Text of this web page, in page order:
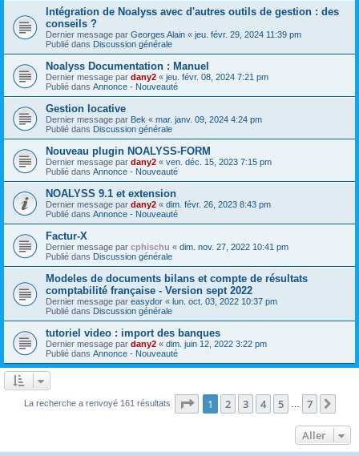
Intégration de Noalyss avec d'autres outils de gestion : des
conseils ?
Dernier message par Georges Alain « jeu. févr. 29, 2024 11:39 pm
Publié dans Discussion générale
Noalyss Documentation : Manuel
Dernier message par dany2 « jeu. févr. 08, 2024 7:21 pm
Publié dans Annonce - Nouveauté
Gestion locative
Dernier message par Bek « mar. janv. 09, 2024 4:24 pm
Publié dans Discussion générale
Nouveau plugin NOALYSS-FORM
Dernier message par dany2 « ven. déc. 15, 2023 7:15 pm
Publié dans Annonce - Nouveauté
NOALYSS 9.1 et extension
Dernier message par dany2 « dim. févr. 26, 2023 8:43 pm
Publié dans Annonce - Nouveauté
Factur-X
Dernier message par cphischu « dim. nov. 27, 2022 10:41 pm
Publié dans Discussion générale
Modeles de documents bilans et compte de résultats
comptabilité française - Version sept 2022
Dernier message par easydor « lun. oct. 03, 2022 10:37 pm
Publié dans Discussion générale
tutoriel video : import des banques
Dernier message par dany2 « dim. juin 12, 2022 3:22 pm
Publié dans Annonce - Nouveauté
La recherche a renvoyé 161 résultats Page 1sur7
1 2 3 4 5 7
Aller